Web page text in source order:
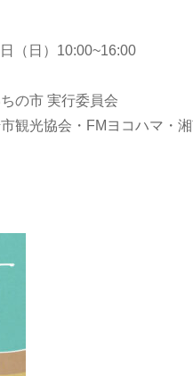
（日）10:00~16:00
の市 実行委員会
観光協会・FMヨコハマ・